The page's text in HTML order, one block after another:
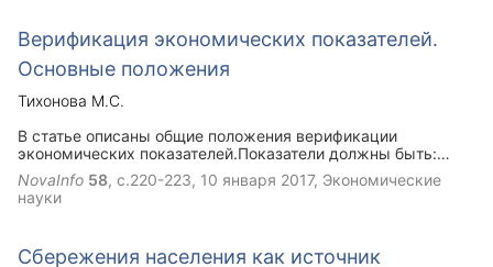
Верификация экономических показателей.
Основные положения
Тихонова М.С.
В статье описаны общие положения верификации
экономических показателей.Показатели должны быть:
достоверными, проверенными, подтвержденными.
Рассмотрен теоретический аспект формулировок
верификация. Предложено уточненное определение
показателей прогнозов предприятия. Дана краткая
NovaInfo 58, с.220-223, 10 января 2017, Экономические
науки
Сбережения населения как источник